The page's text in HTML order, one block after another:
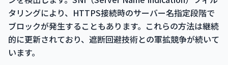
タリングにより、HTTPS接続時のサーバー名指定段階で
ブロックが発生することもあります。これらの方法は継続
的に更新されており、遮断回避技術との軍拡競争が続いて
います。